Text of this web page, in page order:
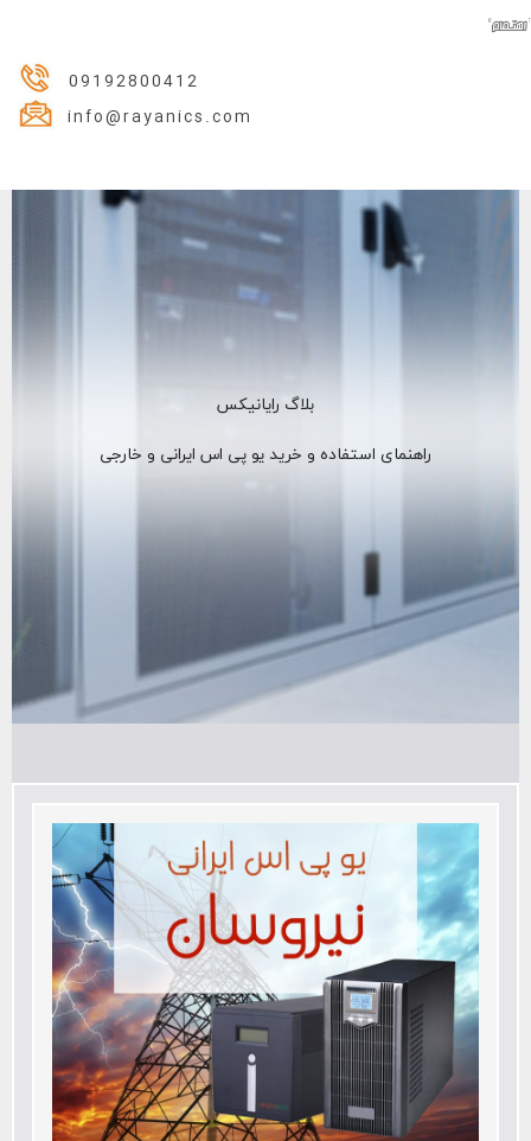
09192800412
info@rayanics.com
بلاگ رایانیکس
راهنمای استفاده و خرید یو پی اس ایرانی و خارجی